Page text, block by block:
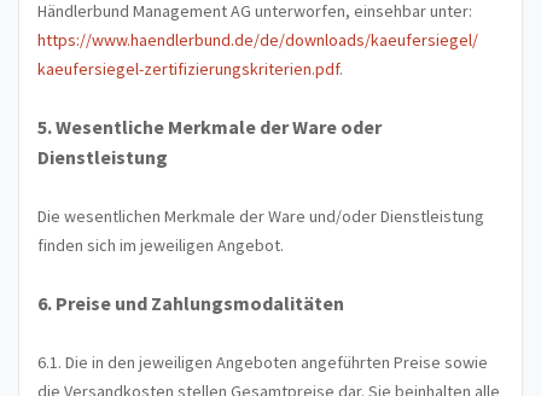
Händlerbund Management AG unterworfen, einsehbar unter:
https://www.haendlerbund.de/de/downloads/kaeufersiegel/
kaeufersiegel-zertifizierungskriterien.pdf.
5. Wesentliche Merkmale der Ware oder
Dienstleistung
Die wesentlichen Merkmale der Ware und/oder Dienstleistung
finden sich im jeweiligen Angebot.
6. Preise und Zahlungsmodalitäten
6.1. Die in den jeweiligen Angeboten angeführten Preise sowie